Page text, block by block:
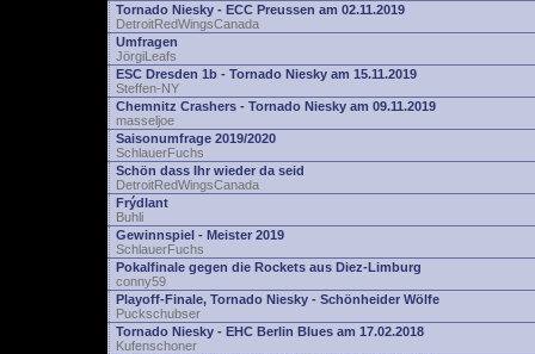
Tornado Niesky - ECC Preussen am 02.11.2019
DetroitRedWingsCanada
Umfragen
JörgiLeafs
ESC Dresden 1b - Tornado Niesky am 15.11.2019
Steffen-NY
Chemnitz Crashers - Tornado Niesky am 09.11.2019
masseljoe
Saisonumfrage 2019/2020
SchlauerFuchs
Schön dass Ihr wieder da seid
DetroitRedWingsCanada
Frýdlant
Buhli
Gewinnspiel - Meister 2019
SchlauerFuchs
Pokalfinale gegen die Rockets aus Diez-Limburg
conny59
Playoff-Finale, Tornado Niesky - Schönheider Wölfe
Puckschubser
Tornado Niesky - EHC Berlin Blues am 17.02.2018
Kufenschoner